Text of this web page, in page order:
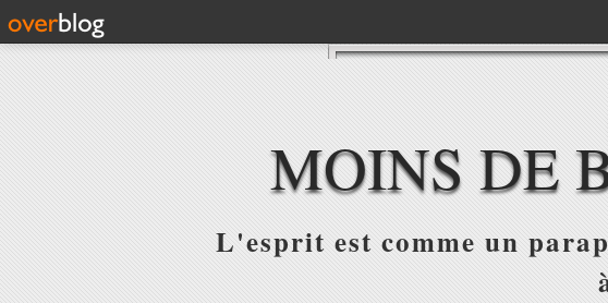
MOINS DE
L'esprit est comme un